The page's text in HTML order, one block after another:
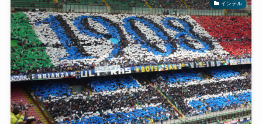
インテル